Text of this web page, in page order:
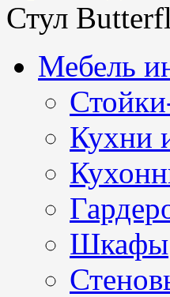
Стул
Мебель
Кухни
Шкафы